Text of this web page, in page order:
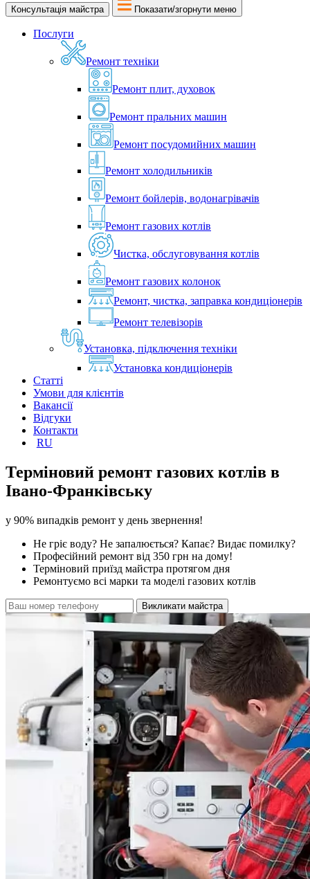
Консультація майстра Показати/згорнути меню
Послуги
Ремонт техніки
Ремонт плит, духовок
Ремонт пральних машин
Ремонт посудомийних машин
Ремонт холодильників
Ремонт бойлерів, водонагрівачів
Ремонт газових котлів
Чистка, обслуговування котлів
Ремонт газових колонок
Ремонт, чистка, заправка кондиціонерів
Ремонт телевізорів
Установка, підключення техніки
Установка кондиціонерів
Статті
Умови для клієнтів
Вакансії
Відгуки
Контакти
RU
Терміновий ремонт газових котлів в
Івано-Франківську
у 90% випадків ремонт у день звернення!
Не гріє воду? Не запалюється? Капає? Видає помилку?
Професійний ремонт від 350 грн на дому!
Терміновий приїзд майстра протягом дня
Ремонтуємо всі марки та моделі газових котлів
Викликати майстра